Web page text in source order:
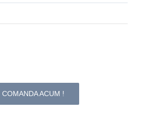
COMANDA ACUM !